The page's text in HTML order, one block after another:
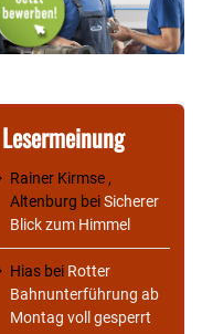
Lesermeinung
Rainer Kirmse ,
Altenburg beiSicherer
Blick zum Himmel
Hias bei Rotter
Bahnunterführung ab
Montag voll gesperrt